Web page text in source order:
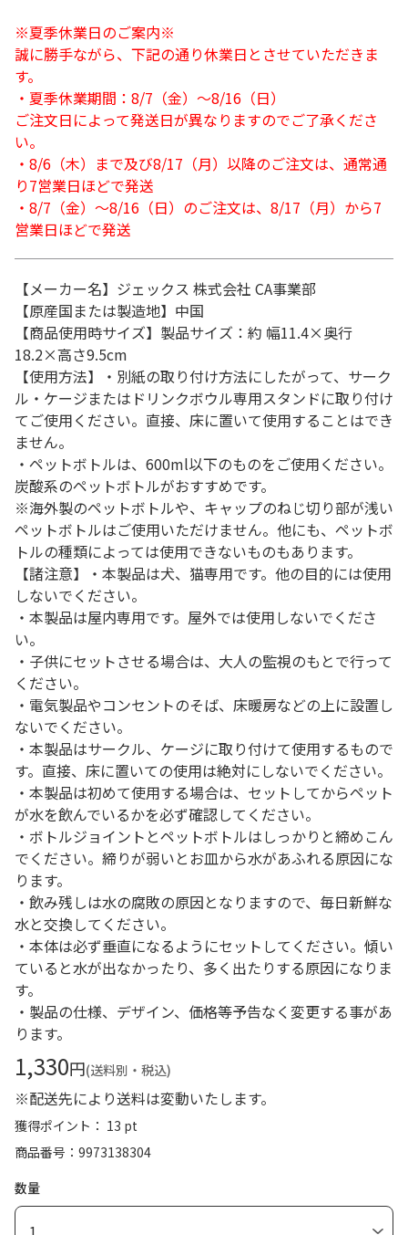
※夏季休業日のご案内※
誠に勝手ながら、下記の通り休業日とさせていただきま
す。
・夏季休業期間：8/7（金）～8/16（日）
ご注文日によって発送日が異なりますのでご了承くださ
い。
・8/6（木）まで及び8/17（月）以降のご注文は、通常通
り7営業日ほどで発送
・8/7（金）～8/16（日）のご注文は、8/17（月）から7
営業日ほどで発送
【メーカー名】ジェックス 株式会社 CA事業部
【原産国または製造地】中国
【商品使用時サイズ】製品サイズ：約 幅11.4×奥行
18.2×高さ9.5cm
【使用方法】・別紙の取り付け方法にしたがって、サーク
ル・ケージまたはドリンクボウル専用スタンドに取り付け
てご使用ください。直接、床に置いて使用することはでき
ません。
・ペットボトルは、600ml以下のものをご使用ください。
炭酸系のペットボトルがおすすめです。
※海外製のペットボトルや、キャップのねじ切り部が浅い
ペットボトルはご使用いただけません。他にも、ペットボ
トルの種類によっては使用できないものもあります。
【諸注意】・本製品は犬、猫専用です。他の目的には使用
しないでください。
・本製品は屋内専用です。屋外では使用しないでくださ
い。
・子供にセットさせる場合は、大人の監視のもとで行って
ください。
・電気製品やコンセントのそば、床暖房などの上に設置し
ないでください。
・本製品はサークル、ケージに取り付けて使用するもので
す。直接、床に置いての使用は絶対にしないでください。
・本製品は初めて使用する場合は、セットしてからペット
が水を飲んでいるかを必ず確認してください。
・ボトルジョイントとペットボトルはしっかりと締めこん
でください。締りが弱いとお皿から水があふれる原因にな
ります。
・飲み残しは水の腐敗の原因となりますので、毎日新鮮な
水と交換してください。
・本体は必ず垂直になるようにセットしてください。傾い
ていると水が出なかったり、多く出たりする原因になりま
す。
・製品の仕様、デザイン、価格等予告なく変更する事があ
ります。
1,330円(送料別・税込)
※配送先により送料は変動いたします。
獲得ポイント： 13 pt
商品番号
9973138304
数量